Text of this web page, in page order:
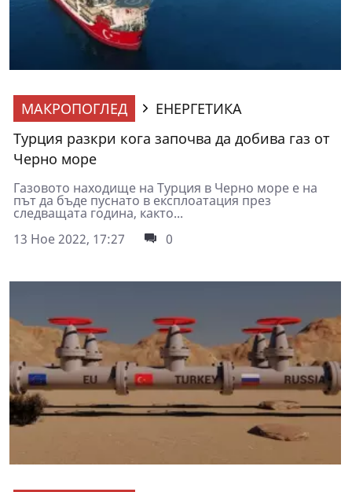
МАКРОПОГЛЕД
ЕНЕРГЕТИКА
Турция разкри кога започва да добива газ от
Черно море
Газовото находище на Турция в Черно море е на
път да бъде пуснато в експлоатация през
следващата година, както...
13 Ное 2022, 17:27
0